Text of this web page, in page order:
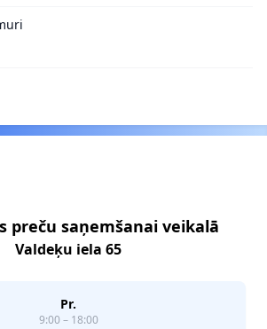
preču saņemšanai veikalā
Valdeķu iela 65
Pr.
9:00 – 18:00